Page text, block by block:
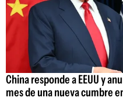
China responde a EEUU y
mes de una nueva cumbre